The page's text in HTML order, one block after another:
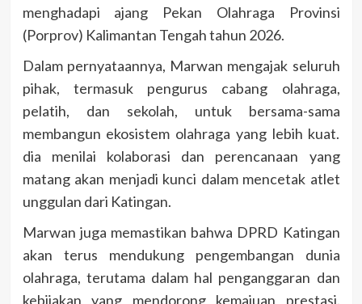
menghadapi ajang Pekan Olahraga Provinsi
(Porprov) Kalimantan Tengah tahun 2026.
Dalam pernyataannya, Marwan mengajak seluruh
pihak, termasuk pengurus cabang olahraga,
pelatih, dan sekolah, untuk bersama-sama
membangun ekosistem olahraga yang lebih kuat.
dia menilai kolaborasi dan perencanaan yang
matang akan menjadi kunci dalam mencetak atlet
unggulan dari Katingan.
Marwan juga memastikan bahwa DPRD Katingan
akan terus mendukung pengembangan dunia
olahraga, terutama dalam hal penganggaran dan
kebijakan yang mendorong kemajuan prestasi.